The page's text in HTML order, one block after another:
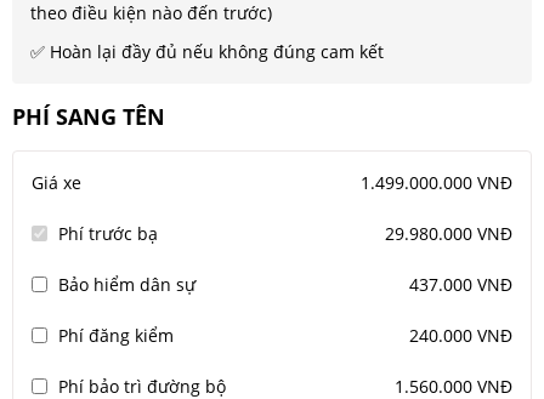
theo điều kiện nào đến trước)
✅ Hoàn lại đầy đủ nếu không đúng cam kết
PHÍ SANG TÊN
Giá xe 1.499.000.000 VNĐ
Phí trước bạ 29.980.000 VNĐ
Bảo hiểm dân sự 437.000 VNĐ
Phí đăng kiểm 240.000 VNĐ
Phí bảo trì đường bộ 1.560.000 VNĐ